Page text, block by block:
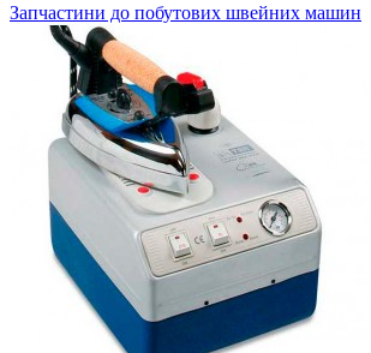
Запчастини до побутових швейних машин